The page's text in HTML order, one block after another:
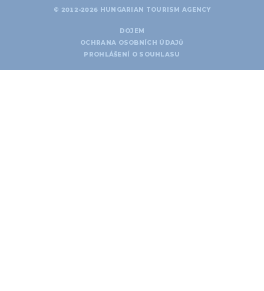
© 2012-2026 HUNGARIAN TOURISM AGENCY
DOJEM
OCHRANA OSOBNÍCH ÚDAJŮ
PROHLÁŠENÍ O SOUHLASU